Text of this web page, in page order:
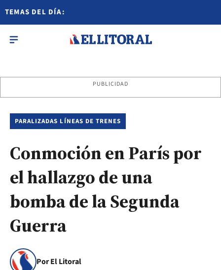
TEMAS DEL DÍA:
PUBLICIDAD
PARALIZADAS LÍNEAS DE TRENES
Conmoción en París por
el hallazgo de una
bomba de la Segunda
Guerra
Por El Litoral